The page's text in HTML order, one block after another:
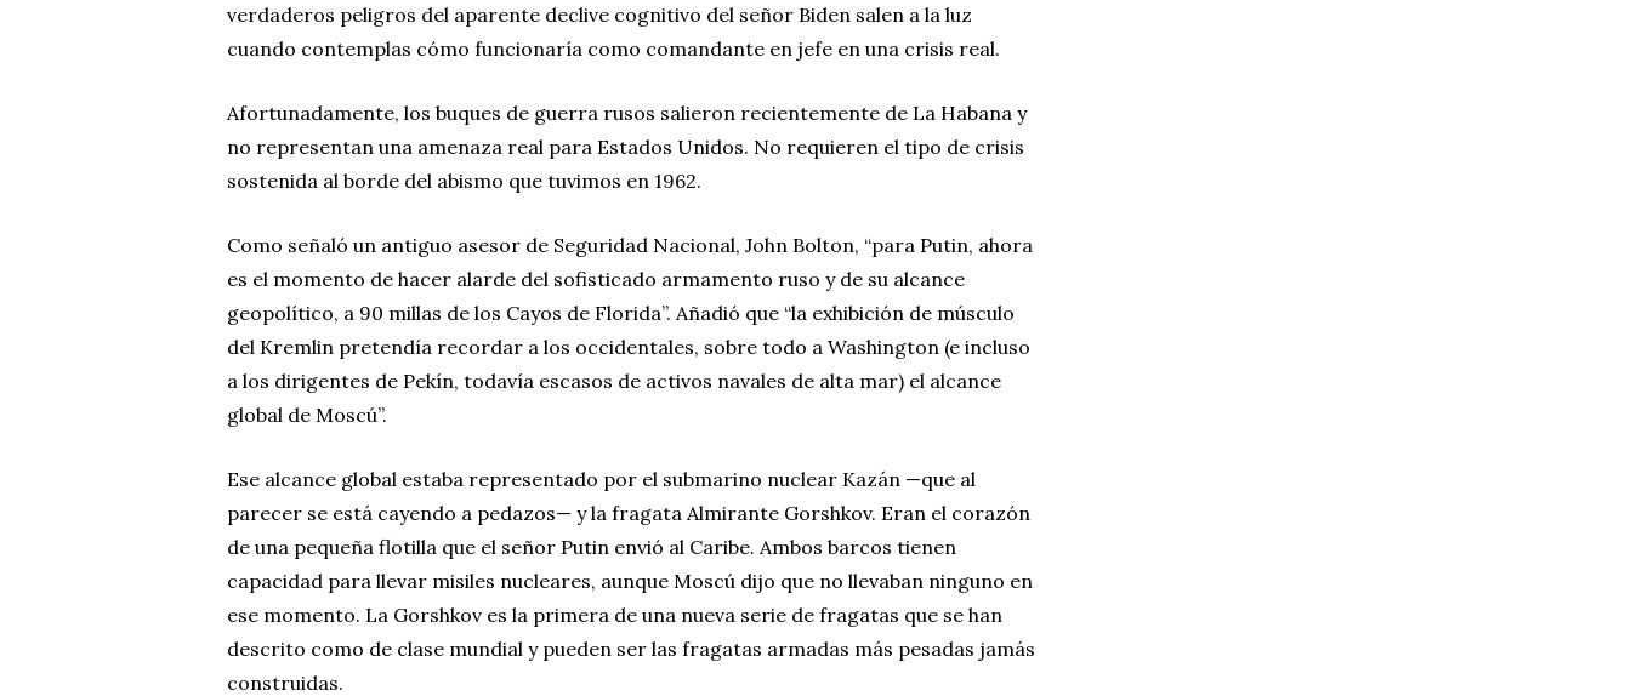
verdaderos peligros del aparente declive cognitivo del señor Biden salen a la luz
cuando contemplas cómo funcionaría como comandante en jefe en una crisis real.
Afortunadamente, los buques de guerra rusos salieron recientemente de La Habana y
no representan una amenaza real para Estados Unidos. No requieren el tipo de crisis
sostenida al borde del abismo que tuvimos en 1962.
Como señaló un antiguo asesor de Seguridad Nacional, John Bolton, “para Putin, ahora
es el momento de hacer alarde del sofisticado armamento ruso y de su alcance
geopolítico, a 90 millas de los Cayos de Florida”. Añadió que “la exhibición de músculo
del Kremlin pretendía recordar a los occidentales, sobre todo a Washington (e incluso
a los dirigentes de Pekín, todavía escasos de activos navales de alta mar) el alcance
global de Moscú”.
Ese alcance global estaba representado por el submarino nuclear Kazán —que al
parecer se está cayendo a pedazos— y la fragata Almirante Gorshkov. Eran el corazón
de una pequeña flotilla que el señor Putin envió al Caribe. Ambos barcos tienen
capacidad para llevar misiles nucleares, aunque Moscú dijo que no llevaban ninguno en
ese momento. La Gorshkov es la primera de una nueva serie de fragatas que se han
descrito como de clase mundial y pueden ser las fragatas armadas más pesadas jamás
construidas.